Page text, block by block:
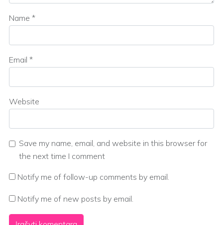
Name *
Email *
Website
Save my name, email, and website in this browser for
the next time I comment
Notify me of follow-up comments by email.
Notify me of new posts by email.